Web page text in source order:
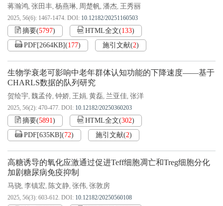
蒋瀚鸿, 张田丰, 杨燕琳, 周楚帆, 潘杰, 王秀丽
2025, 56(6): 1467-1474. DOI: 10.12182/20251160503
摘要(5797) HTML全文(133)
PDF[2664KB](177) 施引文献(2)
生物学衰老可影响中老年群体认知功能的下降速度——基于
CHARLS数据的队列研究
贺绘宇, 魏孟伶, 钟娇, 王娟, 黄磊, 兰亚佳, 张洋
2025, 56(2): 470-477. DOI: 10.12182/20250360203
摘要(5891) HTML全文(302)
PDF[635KB](72) 施引文献(2)
高糖诱导的氧化应激通过促进Teff细胞凋亡和Treg细胞分化
加剧糖尿病免疫抑制
马骁, 李镇宏, 陈文静, 张伟, 张敦房
2025, 56(3): 603-612. DOI: 10.12182/20250560108